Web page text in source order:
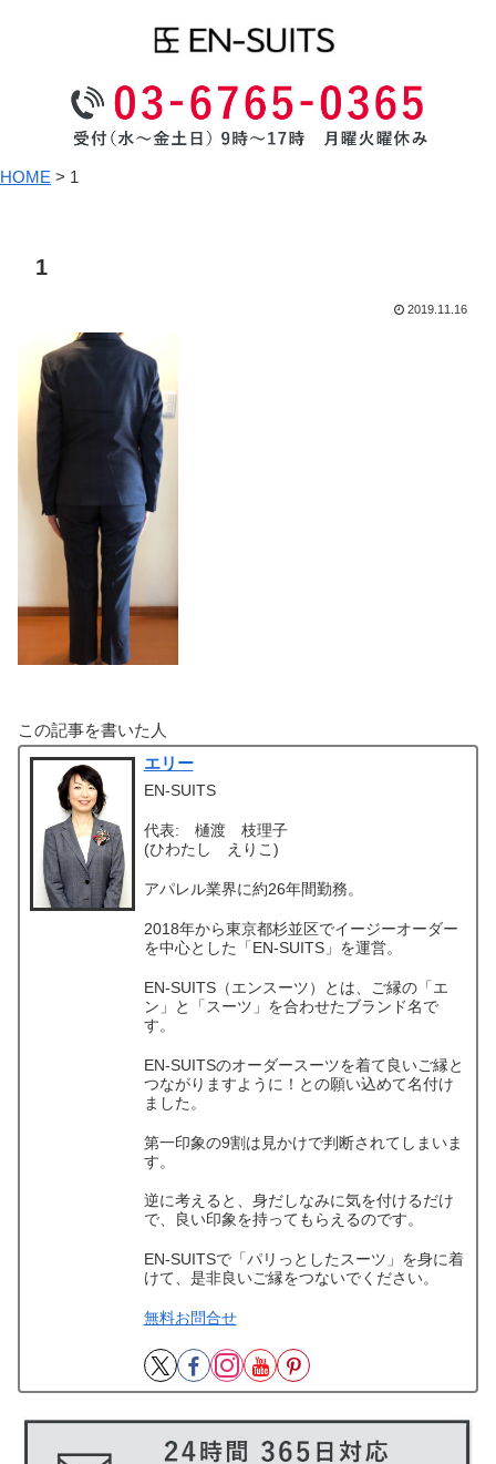
HOME > 1
1
2019.11.16
この記事を書いた人
エリー
EN-SUITS
代表: 樋渡 枝理子
(ひわたし えりこ)
アパレル業界に約26年間勤務。
2018年から東京都杉並区でイージーオーダー
を中心とした「EN-SUITS」を運営。
EN-SUITS（エンスーツ）とは、ご縁の「エ
ン」と「スーツ」を合わせたブランド名で
す。
EN-SUITSのオーダースーツを着て良いご縁と
つながりますように！との願い込めて名付け
ました。
第一印象の9割は見かけで判断されてしまいま
す。
逆に考えると、身だしなみに気を付けるだけ
で、良い印象を持ってもらえるのです。
EN-SUITSで「パリっとしたスーツ」を身に着
けて、是非良いご縁をつないでください。
無料お問合せ